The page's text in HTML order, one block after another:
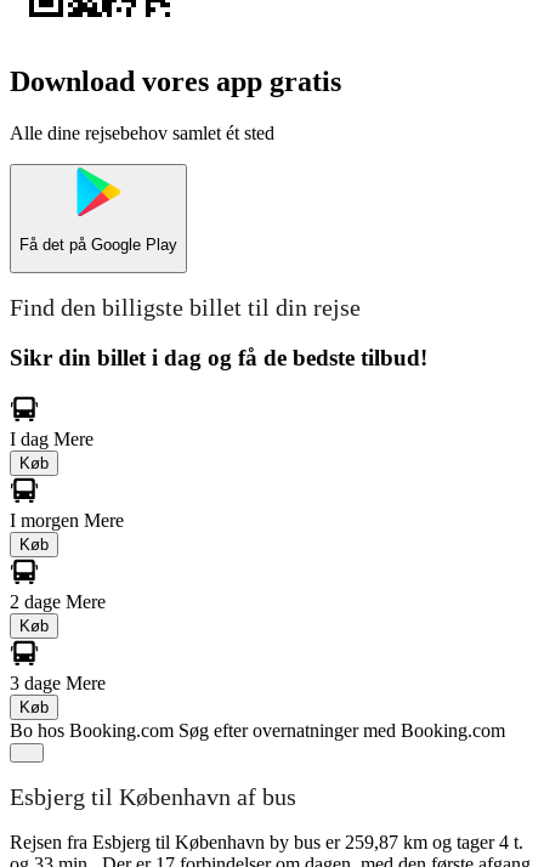
Download vores app gratis
Alle dine rejsebehov samlet ét sted
Få det på Google Play
Find den billigste billet til din rejse
Sikr din billet i dag og få de bedste tilbud!
I dag Mere
Køb
I morgen Mere
Køb
2 dage Mere
Køb
3 dage Mere
Køb
Bo hos Booking.com Søg efter overnatninger med Booking.com
Esbjerg til København af bus
Rejsen fra Esbjerg til København by bus er 259,87 km og tager 4 t.